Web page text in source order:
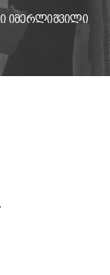
იმერლიშვილი